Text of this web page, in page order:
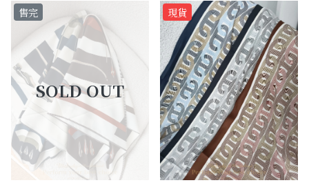
售完 現貨